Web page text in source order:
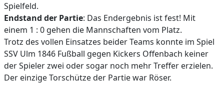
Spielfeld.
Endstand der Partie: Das Endergebnis ist fest! Mit
einem 1 : 0 gehen die Mannschaften vom Platz.
Trotz des vollen Einsatzes beider Teams konnte im Spiel
SSV Ulm 1846 Fußball gegen Kickers Offenbach keiner
der Spieler zwei oder sogar noch mehr Treffer erzielen.
Der einzige Torschütze der Partie war Röser.